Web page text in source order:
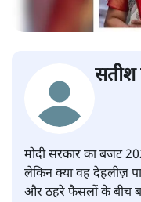
सतीश
मोदी सरकार का बजट
लेकिन क्या वह देहलीज़
और ठहरे फैसलों के बीच